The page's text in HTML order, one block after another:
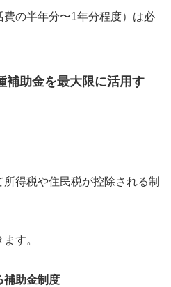
の半年分〜1年分程度）は必
補助金を最大限に活用す
得税や住民税が控除される制
す。
補助金制度